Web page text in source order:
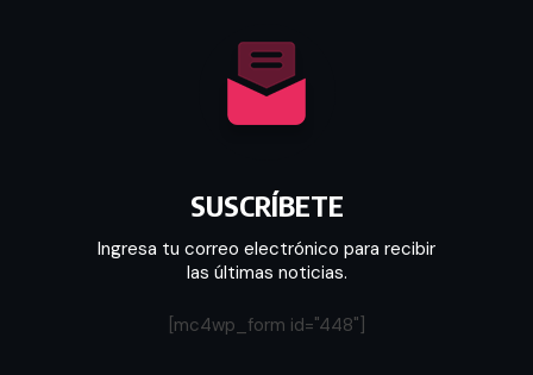
SUSCRÍBETE
Ingresa tu correo electrónico para recibir
las últimas noticias.
[mc4wp_form id="448"]